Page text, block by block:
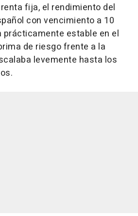
fija, el rendimiento del
con vencimiento a 10
prácticamente estable en el
de riesgo frente a la
levemente hasta los